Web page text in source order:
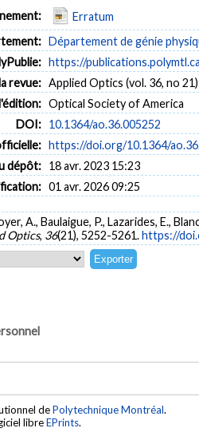
Erratum
Département de génie
https://
revue: Applied Optics (vol. 36, no 21)
Optical Society of America
DOI: 10.1364/ao.36.005252
https://doi.org/10.1364/
dépôt: 18 avr. 2023 15:23
01 avr. 2026 09:25
A., Baulaigue, P., Lazarides, E.,
Optics, 36(21), 5252-5261.https://
dePolytechnique Montréal.
libreEPrints.